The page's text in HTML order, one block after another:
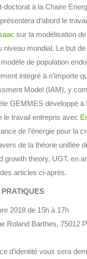
doctorat à la Chaire
d’abord le
sur la modélisation
niveau mondial. Le but
de population
intégré à n’importe
Model (IAM), y
GEMMES développé à
le travail entrepris avec
de l’énergie pour la
de la théorie unifiée
growth theory, UGT, en
articles ci-après.
2018 de 15h à 17h
Roland Barthes, 75012
d’identité vous sera